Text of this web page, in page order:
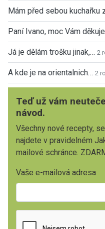
Mám před sebou kuchařku
Paní Ivano, moc Vám
Já je dělám trošku jinak,… 2
A kde je na orientalnich… 2
Teď už vám
návod.
Všechny nové recepty,
najdete v pravidelném
mailové schránce.
Vaše e-mailová adresa